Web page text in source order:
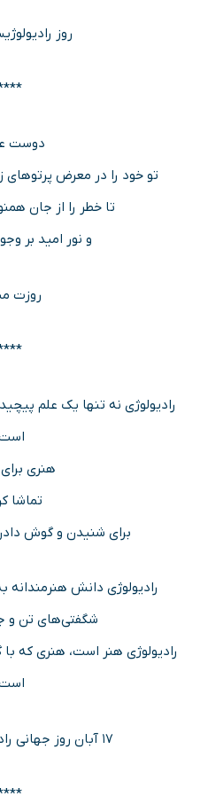
روز
دوست
تو خود را در معرض پرتوهای
تا خطر را از جان
و نور امید بر
روزت
رادیولوژی نه تنها یک علم
هنری
تماشا
برای شنیدن و گوش
رادیولوژی دانش
شگفتی‌های تن و
رادیولوژی هنر است، هنری که
۱۷ آبان روز جهانی رادیولوژی مبارک باد